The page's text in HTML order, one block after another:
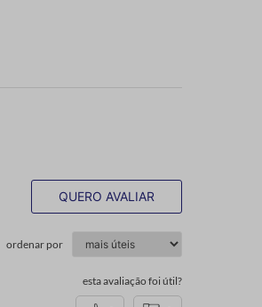
QUERO AVALIAR
ordenar por
esta avaliação foi útil?